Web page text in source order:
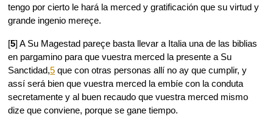
tengo por cierto le hará la merced y gratificación que su virtud y
grande ingenio mereçe.
[5] A Su Magestad pareçe basta llevar a Italia una de las biblias
en pargamino para que vuestra merced la presente a Su
Sanctidad,5 que con otras personas allí no ay que cumplir, y
assí será bien que vuestra merced la embíe con la conduta
secretamente y al buen recaudo que vuestra merced mismo
dize que conviene, porque se gane tiempo.